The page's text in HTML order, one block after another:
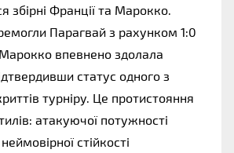
збірні Франції та Марокко.
Парагвай з рахунком 1:0
впевнено здолала
статус одного з
турніру. Це протистояння
атакуючої потужності
стійкості